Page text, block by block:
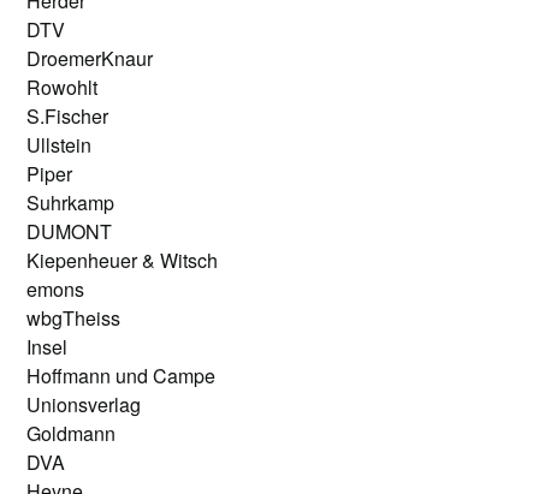
DTV
DroemerKnaur
Rowohlt
S.Fischer
Ullstein
Piper
Suhrkamp
DUMONT
Kiepenheuer & Witsch
emons
wbgTheiss
Insel
Hoffmann und Campe
Unionsverlag
Goldmann
DVA